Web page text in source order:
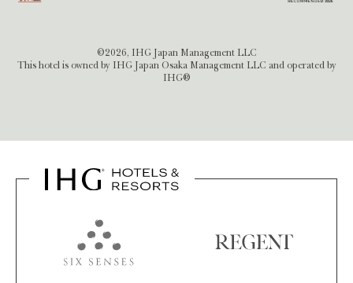
©2026, IHG Japan Management LLC
This hotel is owned by IHG Japan Osaka Management LLC and operated by
IHG®